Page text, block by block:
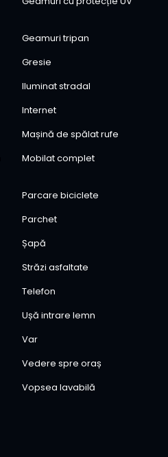
Geamuri tripan
Gresie
Iluminat stradal
Internet
Mașină de spălat rufe
Mobilat complet
Parcare biciclete
Parchet
Șapă
Străzi asfaltate
Telefon
Ușă intrare lemn
Var
Vedere spre oraș
Vopsea lavabilă